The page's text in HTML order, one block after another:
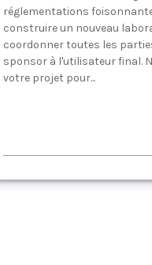
réglementations
construire un nouveau
coordonner toutes les
sponsor à l'utilisateur final.
votre projet pour...